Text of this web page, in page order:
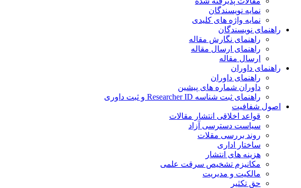
نمایه نویسندگان
نمایه واژه های کلیدی
راهنمای نویسندگان
راهنمای نگارش مقاله
راهنمای ارسال مقاله
ارسال مقاله
راهنمای داوران
راهنمای داوران
داوران شماره های پیشین
راهنمای ثبت شناسه Researcher ID و ثبت داوری
اصول شفافیت
قواعد اخلاقی انتشار مقالات
سیاست دسترسی آزاد
روند بررسی مقلات
ساختار اداری
هزینه های انتشار
ﻣﮑﺎﻧﯿﺰم ﺗﺸﺨﯿﺺ ﺳﺮﻗﺖ ﻋﻠﻤﯽ
مالکیت و مدیریت
حق تکثیر